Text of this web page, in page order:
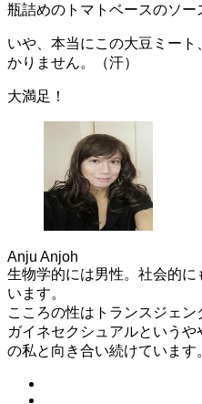
瓶詰めのトマトベースのソー
いや、本当にこの大豆ミー
かりません。（汗）
大満足！
Anju Anjoh
生物学的には男性。社会的
います。
こころの性はトランスジェ
ガイネセクシュアルという
の私と向き合い続けています